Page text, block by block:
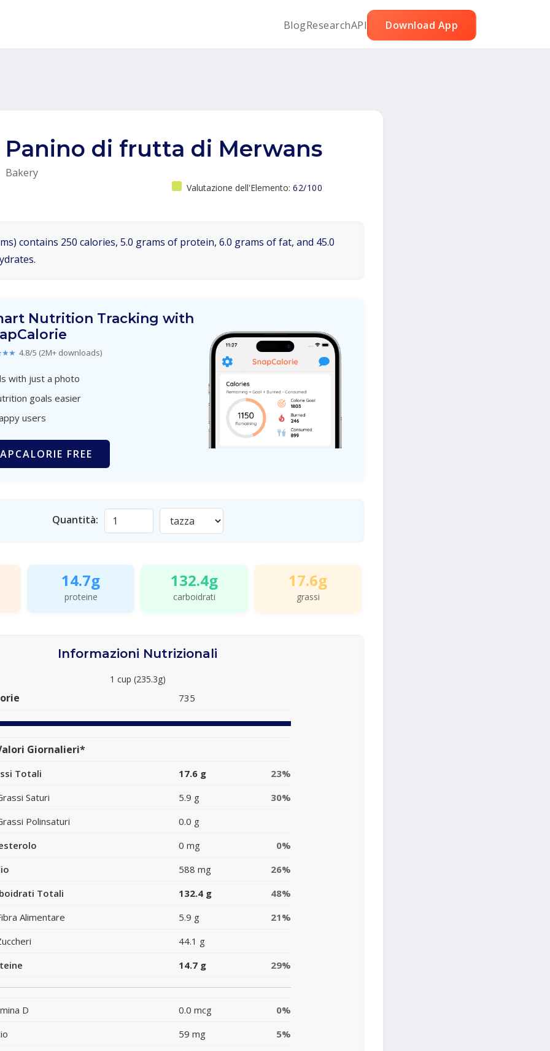
BlogResearchAPI Download App
Panino di frutta di Merwans
Bakery
Valutazione dell'Elemento: 62/100
contains 250 calories, 5.0 grams of protein, 6.0 grams of fat, and 45.0
Nutrition Tracking with
4.8/5 (2M+ downloads)
with just a photo
goals easier
users
FREE
Quantità:
14.7g
proteine
132.4g
carboidrati
17.6g
grassi
Informazioni Nutrizionali
1 cup (235.3g)
735
Giornalieri*
Totali 17.6 g
23%
Saturi
5.9 g
30%
Polinsaturi
0.0 g
0 mg
0%
588 mg
26%
Totali
132.4 g
48%
Alimentare
5.9 g
21%
44.1 g
14.7 g 29%
D 0.0 mcg
0%
59 mg
5%